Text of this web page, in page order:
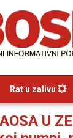
Rat u zalivu 💥
U